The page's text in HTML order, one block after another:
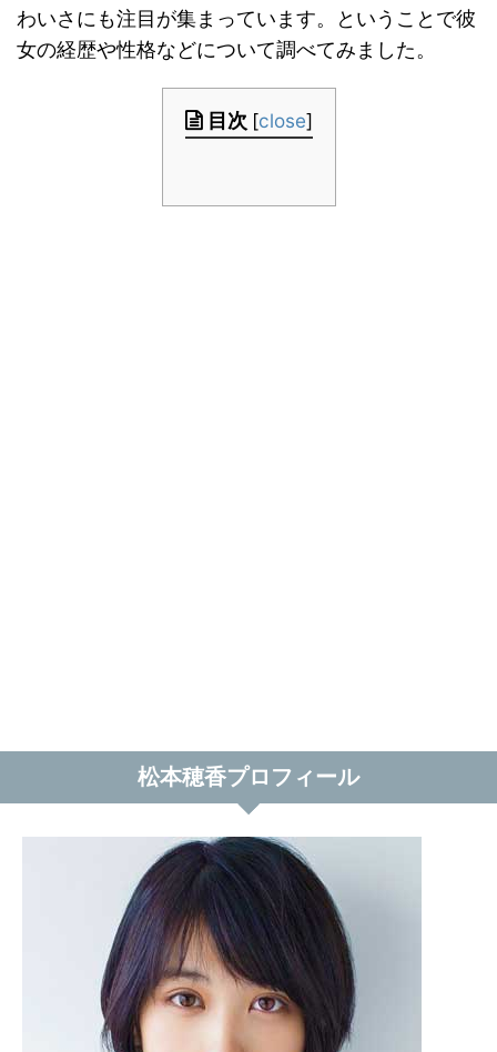
わいさにも注目が集まっています。ということで彼
女の経歴や性格などについて調べてみました。
目次 [close]
松本穂香プロフィール